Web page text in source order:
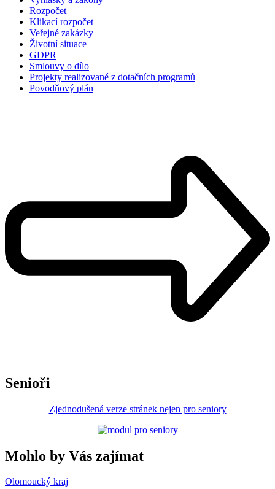
Rozpočet
Klikací rozpočet
Veřejné zakázky
Životní situace
GDPR
Smlouvy o dílo
Projekty realizované z dotačních programů
Povodňový plán
Senioři
Zjednodušená verze stránek nejen pro seniory
Mohlo by Vás zajímat
Olomoucký kraj